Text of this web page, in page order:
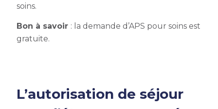
soins.
Bon à savoir : la demande d’APS pour soins est
gratuite.
L’autorisation de séjour